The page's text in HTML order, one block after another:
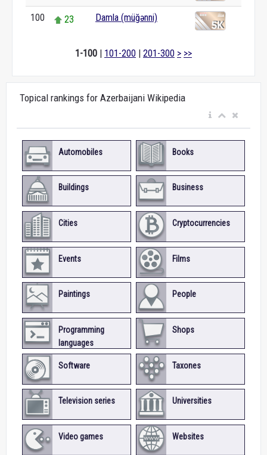
100 23 Damla (müğənni)
1-100 | 101-200 | 201-300 > >>
Topical rankings for Azerbaijani Wikipedia
Automobiles Books
Buildings Business
Cities Cryptocurrencies
Events Films
Paintings People
Programming
languages
Shops
Software Taxones
Television series Universities
Video games Websites